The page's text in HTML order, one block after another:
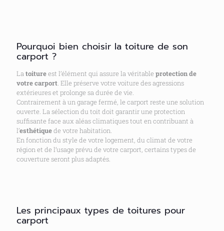
Pourquoi bien choisir la toiture de son
carport ?
Latoitureest l’élément qui assure la véritable protection de
votre carport. Elle préserve votre voiture des agressions
extérieures et prolonge sa durée de vie.
Contrairement à un garage fermé, le carport reste une solution
ouverte. La sélection du toit doit garantir une protection
suffisante face aux aléas climatiques tout en contribuant à
l’esthétiquede votre habitation.
En fonction du style de votre logement, du climat de votre
région et de l’usage prévu de votre carport, certains types de
couverture seront plus adaptés.
Les principaux types de toitures pour
carport